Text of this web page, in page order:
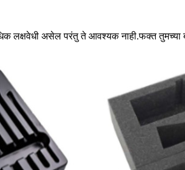
लक्षवेधी असेल परंतु ते आवश्यक नाही.फक्त तुमच्या